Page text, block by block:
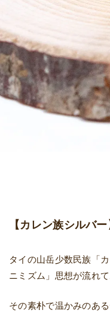
【カレン族シルバ
タイの山岳少数民族「
ニミズム」思想が流れ
その素朴で温かみのあ